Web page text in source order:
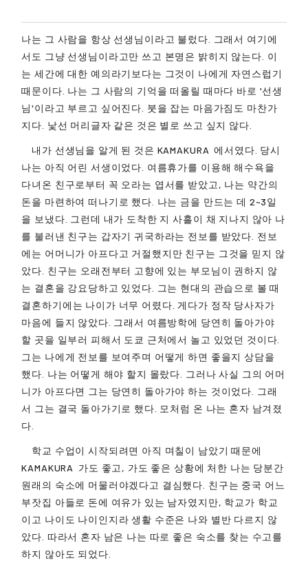
나는 그 사람을 항상 선생님이라고 불렀다. 그래서 여기에
서도 그냥 선생님이라고만 쓰고 본명은 밝히지 않는다. 이
는 세간에 대한 예의라기보다는 그것이 나에게 자연스럽기
때문이다. 나는 그 사람의 기억을 떠올릴 때마다 바로 '선생
님'이라고 부르고 싶어진다. 붓을 잡는 마음가짐도 마찬가
지다. 낯선 머리글자 같은 것은 별로 쓰고 싶지 않다.
내가 선생님을 알게 된 것은 KAMAKURA 에서였다. 당시
나는 아직 어린 서생이었다. 여름휴가를 이용해 해수욕을
다녀온 친구로부터 꼭 오라는 엽서를 받았고, 나는 약간의
돈을 마련하여 떠나기로 했다. 나는 금을 만드는 데 2~3일
을 보냈다. 그런데 내가 도착한 지 사흘이 채 지나지 않아 나
를 불러낸 친구는 갑자기 귀국하라는 전보를 받았다. 전보
에는 어머니가 아프다고 거절했지만 친구는 그것을 믿지 않
았다. 친구는 오래전부터 고향에 있는 부모님이 권하지 않
는 결혼을 강요당하고 있었다. 그는 현대의 관습으로 볼 때
결혼하기에는 나이가 너무 어렸다. 게다가 정작 당사자가
마음에 들지 않았다. 그래서 여름방학에 당연히 돌아가야
할 곳을 일부러 피해서 도쿄 근처에서 놀고 있었던 것이다.
그는 나에게 전보를 보여주며 어떻게 하면 좋을지 상담을
했다. 나는 어떻게 해야 할지 몰랐다. 그러나 사실 그의 어머
니가 아프다면 그는 당연히 돌아가야 하는 것이었다. 그래
서 그는 결국 돌아가기로 했다. 모처럼 온 나는 혼자 남겨졌
다.
학교 수업이 시작되려면 아직 며칠이 남았기 때문에
KAMAKURA 가도 좋고, 가도 좋은 상황에 처한 나는 당분간
원래의 숙소에 머물러야겠다고 결심했다. 친구는 중국 어느
부잣집 아들로 돈에 여유가 있는 남자였지만, 학교가 학교
이고 나이도 나이인지라 생활 수준은 나와 별반 다르지 않
았다. 따라서 혼자 남은 나는 따로 좋은 숙소를 찾는 수고를
하지 않아도 되었다.